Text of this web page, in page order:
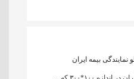
نمایندگی بیمه ایران